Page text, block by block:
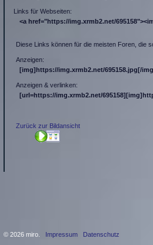
Links für Webseiten:
<a href="https://img.xrmb2.net/
Diese Links können für die meisten Foren, die
Anzeigen:
[img]https://img.xrmb2.net/695158.jpg[/
Anzeigen & verlinken:
[url=https://img.xrmb2.net/
Zurück zur Bildansicht
© 2026 miro. Impressum Datenschutz